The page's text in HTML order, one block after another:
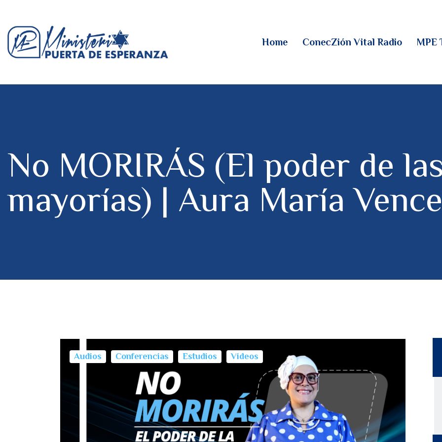
Home ConecZión Vital Radio MPE
No MORIRÁS (El poder de las
mayorías) | Aura María
CONECZIÓN VITAL
MPE TV
PARTICIPA
REUNIONES &
Audios Conferencias Estudios Videos